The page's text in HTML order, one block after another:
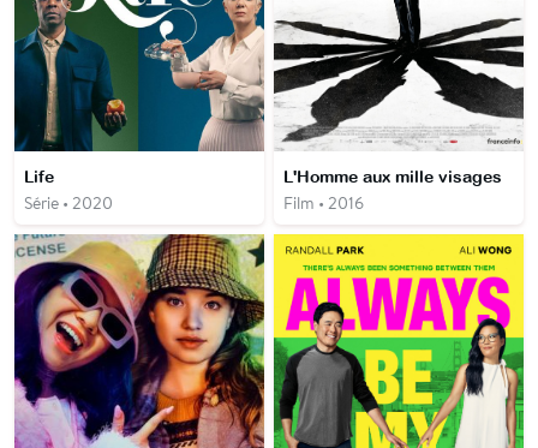
Life
Série • 2020
L'Homme aux mille visages
Film • 2016